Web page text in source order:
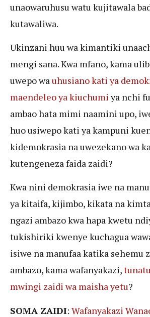
unaowaruhusu watu kujitawala
kutawaliwa.
Ukinzani huu wa kimantiki
mengi sana. Kwa mfano, kama
uwepo wauhusiano kati ya
maendeleo ya kiuchumiya nchi
ambao hata mimi naamini upo,
huo usiwepo kati ya kampuni
kidemokrasia na uwezekano wa
kutengeneza faida zaidi?
Kwa nini demokrasia iwe na
ya kitaifa, kijimbo, kikata na
ngazi ambazo kwa hapa kwetu
tukishiriki kwenye kuchagua
isiwe na manufaa katika sehemu
ambazo, kama wafanyakazi,
mwingi zaidi wa maisha yetu?
SOMA ZAIDI: Wafanyakazi